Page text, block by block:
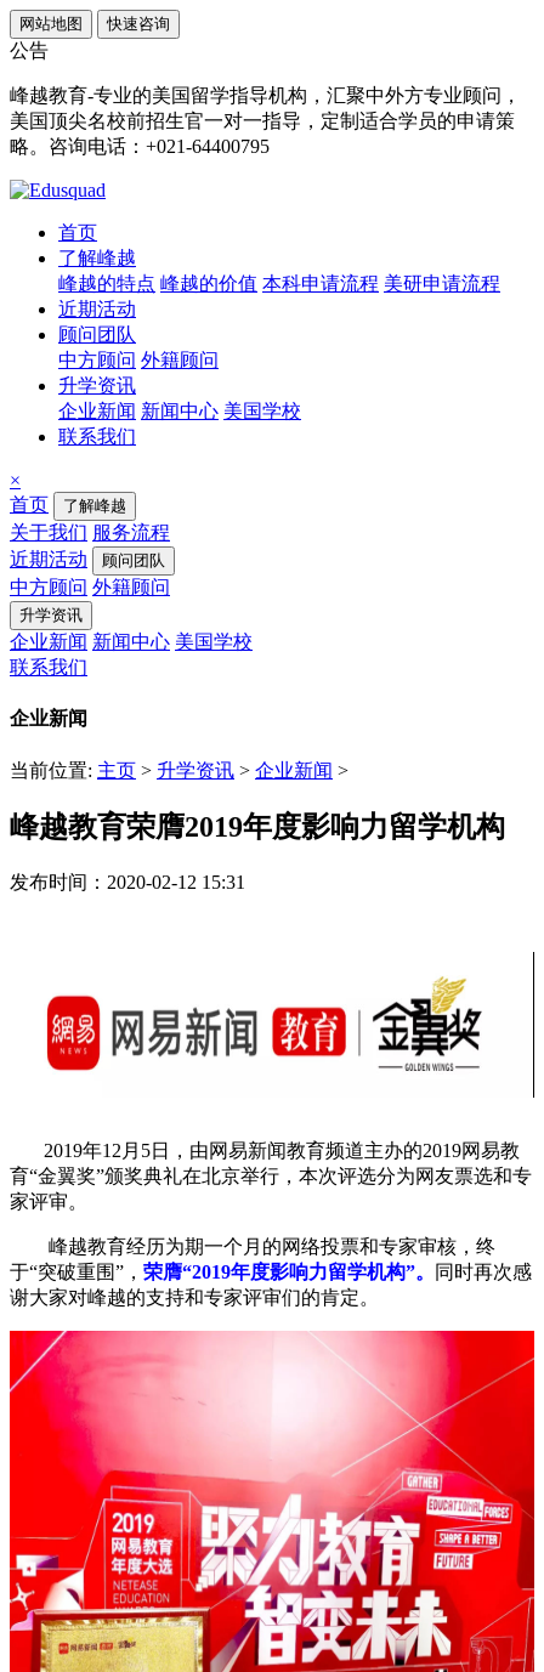
网站地图 快速咨询
公告
峰越教育-专业的美国留学指导机构，汇聚中外方专业顾问，
美国顶尖名校前招生官一对一指导，定制适合学员的申请策
略。咨询电话：+021-64400795
首页
了解峰越
峰越的特点 峰越的价值 本科申请流程 美研申请流程
近期活动
顾问团队
中方顾问 外籍顾问
升学资讯
企业新闻 新闻中心 美国学校
联系我们
×
首页
了解峰越
关于我们 服务流程
近期活动
顾问团队
中方顾问 外籍顾问
升学资讯
企业新闻 新闻中心 美国学校
联系我们
企业新闻
当前位置: 主页 > 升学资讯 > 企业新闻 >
峰越教育荣膺2019年度影响力留学机构
发布时间：2020-02-12 15:31
2019年12月5日，由网易新闻教育频道主办的2019网易教
育“金翼奖”颁奖典礼在北京举行，本次评选分为网友票选和专
家评审。
峰越教育经历为期一个月的网络投票和专家审核，终
于“突破重围”， 荣膺“2019年度影响力留学机构”。
同时再次感
谢大家对峰越的支持和专家评审们的肯定。